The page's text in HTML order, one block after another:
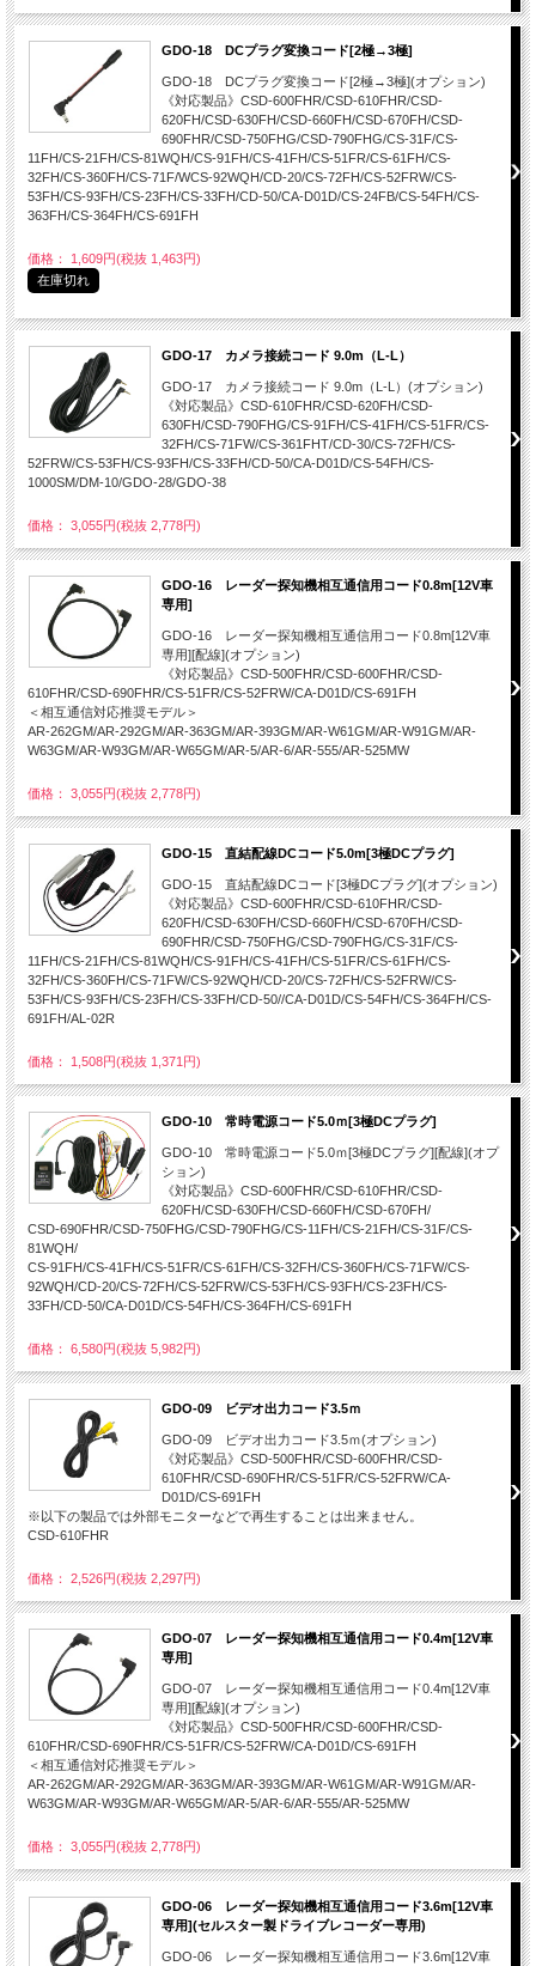
GDO-18 DCプラグ変換コード[2極→3極]
GDO-18 DCプラグ変換コード[2極→3極](オプション)
《対応製品》CSD-600FHR/CSD-610FHR/CSD-
620FH/CSD-630FH/CSD-660FH/CSD-670FH/CSD-
690FHR/CSD-750FHG/CSD-790FHG/CS-31F/CS-
11FH/CS-21FH/CS-81WQH/CS-91FH/CS-41FH/CS-51FR/CS-61FH/CS-
32FH/CS-360FH/CS-71F/WCS-92WQH/CD-20/CS-72FH/CS-52FRW/CS-
53FH/CS-93FH/CS-23FH/CS-33FH/CD-50/CA-D01D/CS-24FB/CS-54FH/CS-
363FH/CS-364FH/CS-691FH
価格： 1,609円(税抜 1,463円)
在庫切れ
GDO-17 カメラ接続コード 9.0m（L-L）
GDO-17 カメラ接続コード 9.0m（L-L）(オプション)
《対応製品》CSD-610FHR/CSD-620FH/CSD-
630FH/CSD-790FHG/CS-91FH/CS-41FH/CS-51FR/CS-
32FH/CS-71FW/CS-361FHT/CD-30/CS-72FH/CS-
52FRW/CS-53FH/CS-93FH/CS-33FH/CD-50/CA-D01D/CS-54FH/CS-
1000SM/DM-10/GDO-28/GDO-38
価格： 3,055円(税抜 2,778円)
GDO-16 レーダー探知機相互通信用コード0.8m[12V車
専用]
GDO-16 レーダー探知機相互通信用コード0.8m[12V車
専用][配線](オプション)
《対応製品》CSD-500FHR/CSD-600FHR/CSD-
610FHR/CSD-690FHR/CS-51FR/CS-52FRW/CA-D01D/CS-691FH
＜相互通信対応推奨モデル＞
AR-262GM/AR-292GM/AR-363GM/AR-393GM/AR-W61GM/AR-W91GM/AR-
W63GM/AR-W93GM/AR-W65GM/AR-5/AR-6/AR-555/AR-525MW
価格： 3,055円(税抜 2,778円)
GDO-15 直結配線DCコード5.0m[3極DCプラグ]
GDO-15 直結配線DCコード[3極DCプラグ](オプション)
《対応製品》CSD-600FHR/CSD-610FHR/CSD-
620FH/CSD-630FH/CSD-660FH/CSD-670FH/CSD-
690FHR/CSD-750FHG/CSD-790FHG/CS-31F/CS-
11FH/CS-21FH/CS-81WQH/CS-91FH/CS-41FH/CS-51FR/CS-61FH/CS-
32FH/CS-360FH/CS-71FW/CS-92WQH/CD-20/CS-72FH/CS-52FRW/CS-
53FH/CS-93FH/CS-23FH/CS-33FH/CD-50//CA-D01D/CS-54FH/CS-364FH/CS-
691FH/AL-02R
価格： 1,508円(税抜 1,371円)
GDO-10 常時電源コード5.0ｍ[3極DCプラグ]
GDO-10 常時電源コード5.0ｍ[3極DCプラグ][配線](オプ
ション)
《対応製品》CSD-600FHR/CSD-610FHR/CSD-
620FH/CSD-630FH/CSD-660FH/CSD-670FH/
CSD-690FHR/CSD-750FHG/CSD-790FHG/CS-11FH/CS-21FH/CS-31F/CS-
81WQH/
CS-91FH/CS-41FH/CS-51FR/CS-61FH/CS-32FH/CS-360FH/CS-71FW/CS-
92WQH/CD-20/CS-72FH/CS-52FRW/CS-53FH/CS-93FH/CS-23FH/CS-
33FH/CD-50/CA-D01D/CS-54FH/CS-364FH/CS-691FH
価格： 6,580円(税抜 5,982円)
GDO-09 ビデオ出力コード3.5ｍ
GDO-09 ビデオ出力コード3.5ｍ(オプション)
《対応製品》CSD-500FHR/CSD-600FHR/CSD-
610FHR/CSD-690FHR/CS-51FR/CS-52FRW/CA-
D01D/CS-691FH
※以下の製品では外部モニターなどで再生することは出来ません。
CSD-610FHR
価格： 2,526円(税抜 2,297円)
GDO-07 レーダー探知機相互通信用コード0.4m[12V車
専用]
GDO-07 レーダー探知機相互通信用コード0.4m[12V車
専用][配線](オプション)
《対応製品》CSD-500FHR/CSD-600FHR/CSD-
610FHR/CSD-690FHR/CS-51FR/CS-52FRW/CA-D01D/CS-691FH
＜相互通信対応推奨モデル＞
AR-262GM/AR-292GM/AR-363GM/AR-393GM/AR-W61GM/AR-W91GM/AR-
W63GM/AR-W93GM/AR-W65GM/AR-5/AR-6/AR-555/AR-525MW
価格： 3,055円(税抜 2,778円)
GDO-06 レーダー探知機相互通信用コード3.6m[12V車
専用](セルスター製ドライブレコーダー専用)
GDO-06 レーダー探知機相互通信用コード3.6m[12V車